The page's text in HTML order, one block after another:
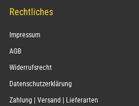
Rechtliches
Impressum
AGB
Widerrufsrecht
Datenschutzerklärung
Zahlung | Versand | Lieferarten